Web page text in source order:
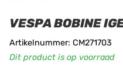
VESPA BOBINE
Artikelnummer: CM271703
Dit product is op voorraad